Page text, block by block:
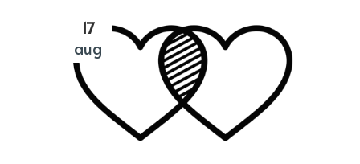
17
aug